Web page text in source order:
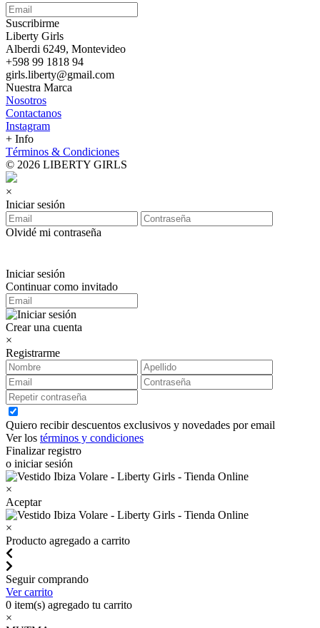
Suscribirme
Liberty Girls
Alberdi 6249, Montevideo
+598 99 1818 94
girls.liberty@gmail.com
Nuestra Marca
Nosotros
Contactanos
Instagram
+ Info
Términos & Condiciones
© 2026 LIBERTY GIRLS
×
Iniciar sesión
Olvidé mi contraseña
Iniciar sesión
Continuar como invitado
Crear una cuenta
×
Registrarme
Quiero recibir descuentos exclusivos y novedades por email
Ver los términos y condiciones
Finalizar registro
o iniciar sesión
×
Aceptar
×
Producto agregado a carrito
Seguir comprando
Ver carrito
0 item(s) agregado tu carrito
×